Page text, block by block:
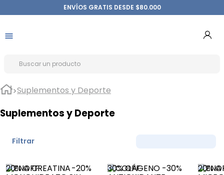
ENVÍOS GRATIS DESDE $80.000
Suplementos y Deporte
Suplementos y Deporte
Filtrar
-20%
20%OFF -30%
30%OFF 20%